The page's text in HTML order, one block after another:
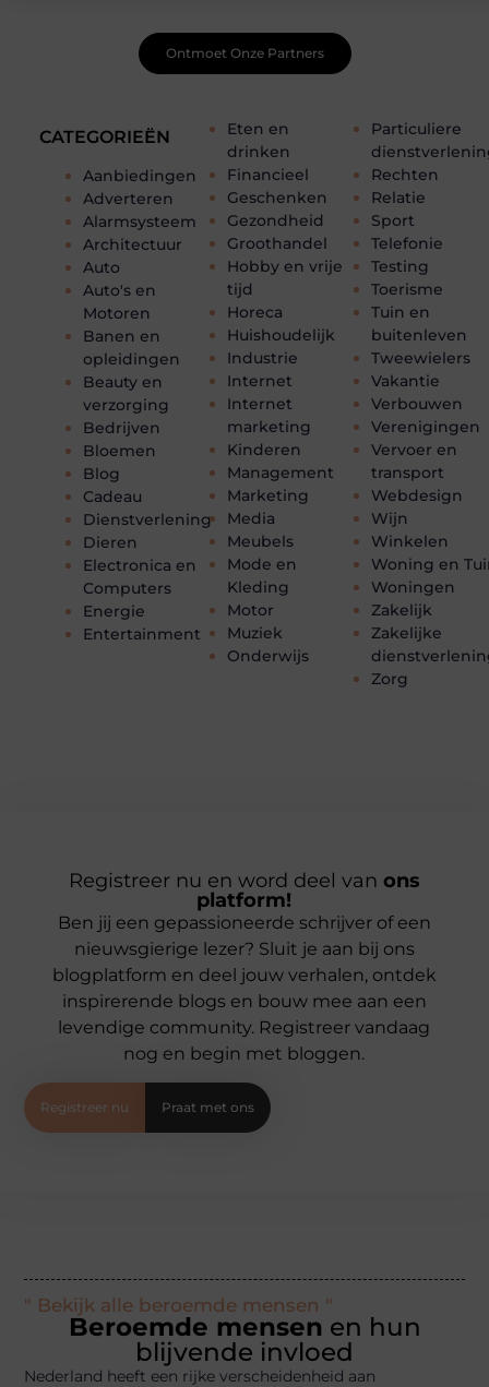
CATEGORIEËN
Aanbiedingen
Adverteren
Alarmsysteem
Architectuur
Auto
Auto's en
Motoren
Banen en
opleidingen
Beauty en
verzorging
Bedrijven
Bloemen
Blog
Cadeau
Dienstverlening
Dieren
Electronica en
Computers
Energie
Entertainment
Eten en
drinken
Financieel
Geschenken
Gezondheid
Groothandel
Hobby en vrije
tijd
Horeca
Huishoudelijk
Industrie
Internet
Internet
marketing
Kinderen
Management
Marketing
Media
Meubels
Mode en
Kleding
Motor
Muziek
Onderwijs
Particuliere
Rechten
Relatie
Sport
Telefonie
Testing
Toerisme
Tuin en
buitenleven
Tweewielers
Vakantie
Verbouwen
Verenigingen
Vervoer en
transport
Webdesign
Wijn
Winkelen
Woning en
Woningen
Zakelijk
Zakelijke
Zorg
Ontmoet Onze Partners
Registreer nu en word deel van ons
platform!
Ben jij een gepassioneerde schrijver of een
nieuwsgierige lezer? Sluit je aan bij ons
blogplatform en deel jouw verhalen, ontdek
inspirerende blogs en bouw mee aan een
levendige community. Registreer vandaag
nog en begin met bloggen.
Registreer nu Praat met ons
" Bekijk alle beroemde mensen "
Beroemde mensen en hun
blijvende invloed
Nederland heeft een rijke verscheidenheid aan